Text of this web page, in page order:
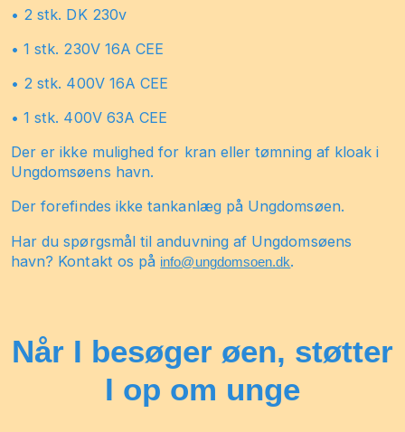
• 2 stk. DK 230v
• 1 stk. 230V 16A CEE
• 2 stk. 400V 16A CEE
• 1 stk. 400V 63A CEE
Der er ikke mulighed for kran eller tømning af kloak i
Ungdomsøens havn.
Der forefindes ikke tankanlæg på Ungdomsøen.
Har du spørgsmål til anduvning af Ungdomsøens
havn? Kontakt os på info@ungdomsoen.dk.
Når I besøger øen, støtter
I op om unge